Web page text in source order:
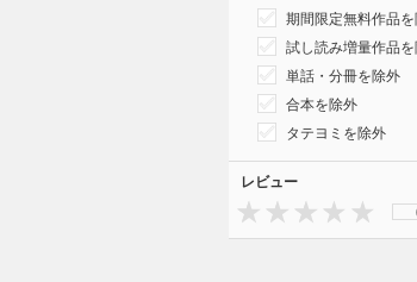
期間限定無料作品
試し読み増量作品
単話・分冊を除外
合本を除外
タテヨミを除外
レビュー